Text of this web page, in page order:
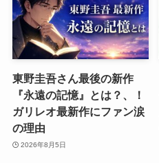
東野圭吾さん最後の新作
『永遠の記憶』とは？、！
ガリレオ最新作にファン涙
の理由
2026年8月5日